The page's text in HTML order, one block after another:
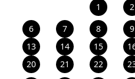
1 2
6
7 8 9
13
14 15
20
21 22